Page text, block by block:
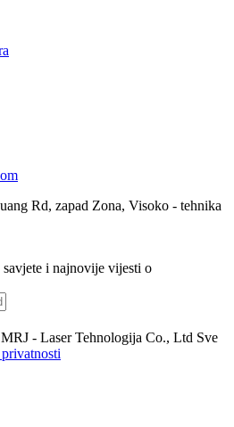
Rd, zapad Zona, Visoko - tehnika
savjete i najnovije vijesti o
- Laser Tehnologija Co., Ltd Sve